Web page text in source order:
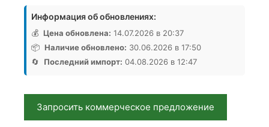
товара
Корпус
КЗК
0212204_У,
Аналог,
РБ
Информация об обновлениях:
💰 Цена обновлена: 14.07.2026 в 20:37
📦 Наличие обновлено: 30.06.2026 в 17:50
🔄
Последний импорт: 04.08.2026 в 12:47
Запросить коммерческое предложение